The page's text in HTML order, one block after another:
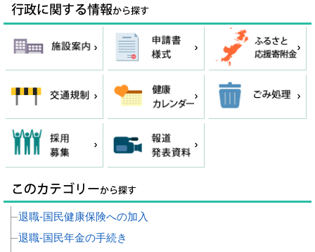
退職‐国民健康保険への加入
退職‐国民年金の手続き